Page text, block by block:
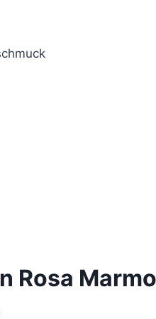
Rosa